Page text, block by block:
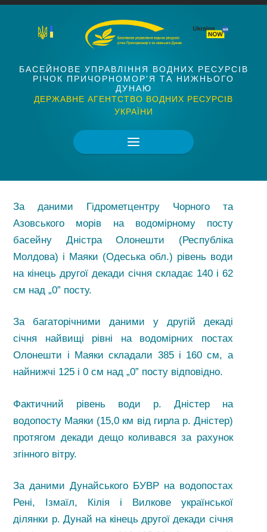
БАСЕЙНОВЕ УПРАВЛІННЯ ВОДНИХ РЕСУРСІВ
РІЧОК ПРИЧОРНОМОР'Я ТА НИЖНЬОГО
ДУНАЮ
ДЕРЖАВНЕ АГЕНТСТВО ВОДНИХ РЕСУРСІВ
УКРАЇНИ
За даними Гідрометцентру Чорного та
Азовського морів на водомірному посту
басейну Дністра Олонешти (Республіка
Молдова) і Маяки (Одеська обл.) рівень води
на кінець другої декади січня складає 140 і 62
см над „0” посту.
За багаторічними даними у другій декаді
січня найвищі рівні на водомірних постах
Олонешти і Маяки складали 385 і 160 см, а
найнижчі 125 і 0 см над „0” посту відповідно.
Фактичний рівень води р. Дністер на
водопосту Маяки (15,0 км від гирла р. Дністер)
протягом декади дещо коливався за рахунок
згінного вітру.
За даними Дунайського БУВР на водопостах
Рені, Ізмаїл, Кілія і Вилкове української
ділянки р. Дунай на кінець другої декади січня